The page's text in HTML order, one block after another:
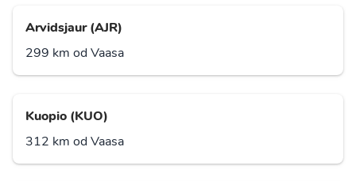
Arvidsjaur (AJR)
299 km od Vaasa
Kuopio (KUO)
312 km od Vaasa